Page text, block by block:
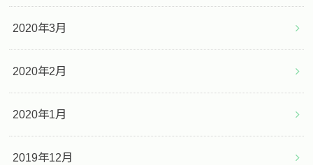
2020年3月
2020年2月
2020年1月
2019年12月